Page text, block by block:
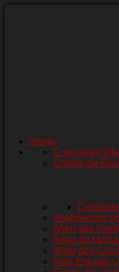
Home
Curriculum
Código de
Abatimentos
Algar das
Algar da
Algar dos
Auto Estrada -